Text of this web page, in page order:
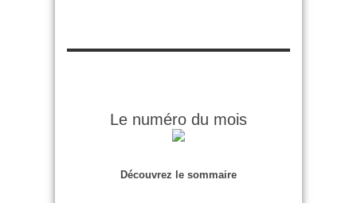
Le numéro du mois
Découvrez le sommaire